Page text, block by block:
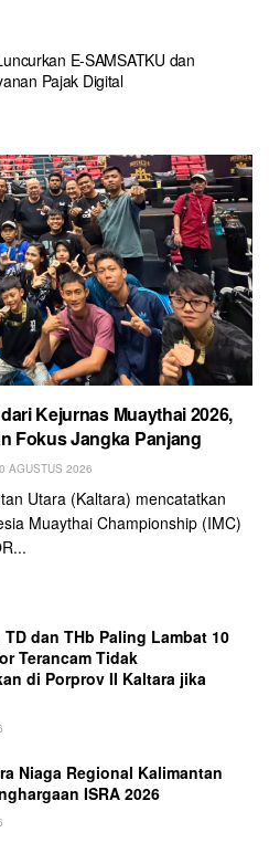
E-SAMSATKU dan
Pajak Digital
Kejurnas Muaythai 2026,
Fokus Jangka Panjang
AGUSTUS 2026
Utara (Kaltara) mencatatkan
Muaythai Championship (IMC)
dan THb Paling Lambat 10
Terancam Tidak
di Porprov II Kaltara jika
Niaga Regional Kalimantan
ISRA 2026